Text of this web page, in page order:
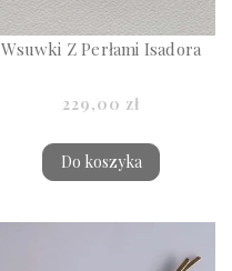
Wsuwki Z Perłami Isadora
229,00 zł
Do koszyka